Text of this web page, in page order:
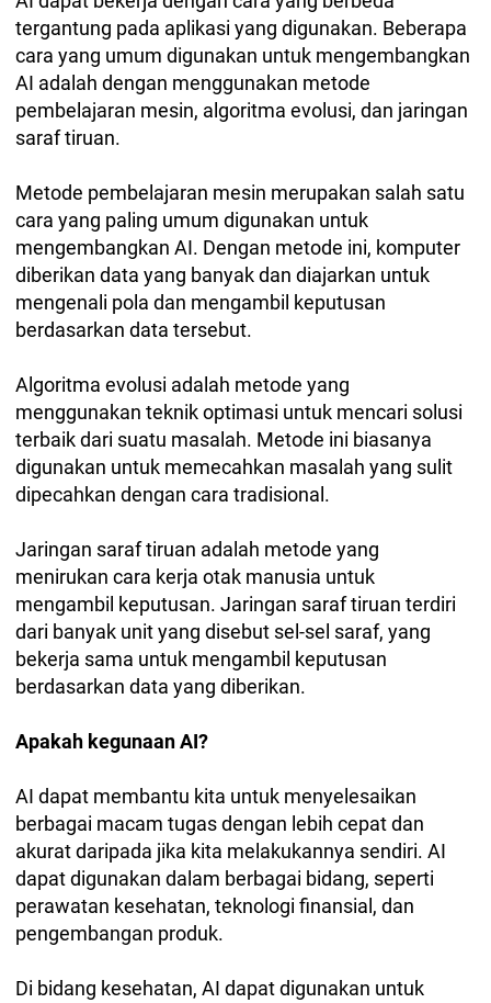
tergantung pada aplikasi yang digunakan. Beberapa
cara yang umum digunakan untuk mengembangkan
AI adalah dengan menggunakan metode
pembelajaran mesin, algoritma evolusi, dan jaringan
saraf tiruan.
Metode pembelajaran mesin merupakan salah satu
cara yang paling umum digunakan untuk
mengembangkan AI. Dengan metode ini, komputer
diberikan data yang banyak dan diajarkan untuk
mengenali pola dan mengambil keputusan
berdasarkan data tersebut.
Algoritma evolusi adalah metode yang
menggunakan teknik optimasi untuk mencari solusi
terbaik dari suatu masalah. Metode ini biasanya
digunakan untuk memecahkan masalah yang sulit
dipecahkan dengan cara tradisional.
Jaringan saraf tiruan adalah metode yang
menirukan cara kerja otak manusia untuk
mengambil keputusan. Jaringan saraf tiruan terdiri
dari banyak unit yang disebut sel-sel saraf, yang
bekerja sama untuk mengambil keputusan
berdasarkan data yang diberikan.
Apakah kegunaan AI?
AI dapat membantu kita untuk menyelesaikan
berbagai macam tugas dengan lebih cepat dan
akurat daripada jika kita melakukannya sendiri. AI
dapat digunakan dalam berbagai bidang, seperti
perawatan kesehatan, teknologi finansial, dan
pengembangan produk.
Di bidang kesehatan, AI dapat digunakan untuk